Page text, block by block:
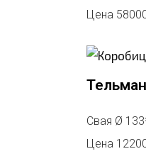
Цена
Свая Ø
Цена